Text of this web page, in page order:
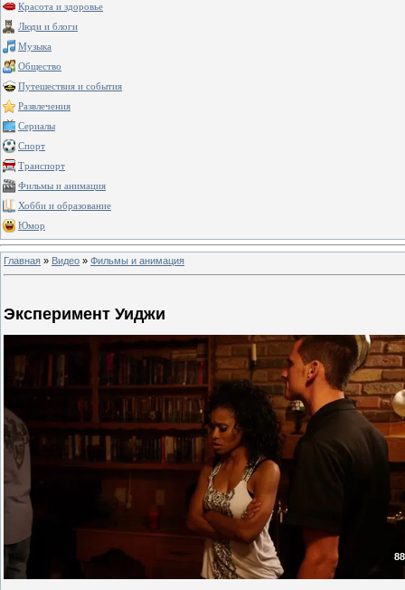
Красота и здоровье
Люди и блоги
Музыка
Общество
Путешествия и события
Развлечения
Сериалы
Спорт
Транспорт
Фильмы и анимация
Хобби и образование
Юмор
Главная » Видео » Фильмы и анимация
Эксперимент Уиджи